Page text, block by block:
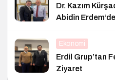
Dr. Kazım
Abidin
Ekonomi
Erdil Grup’tan
Ziyaret